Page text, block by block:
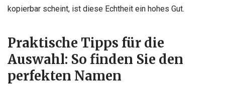
kopierbar scheint, ist diese Echtheit ein hohes Gut.
Praktische Tipps für die
Auswahl: So finden Sie den
perfekten Namen